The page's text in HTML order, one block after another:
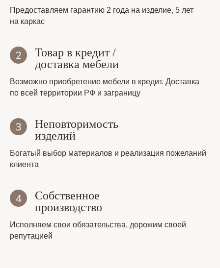
Предоставляем гарантию 2 года на изделие, 5 лет
на каркас
Товар в кредит /
доставка мебели
Возможно приобретение мебели в кредит. Доставка
по всей территории РФ и заграницу
Неповторимость
изделий
Богатый выбор материалов и реализация пожеланий
клиента
Собственное
производство
Исполняем свои обязательства, дорожим своей
репутацией